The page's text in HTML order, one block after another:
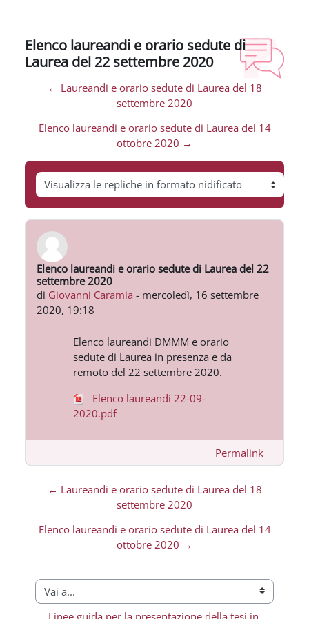
Elenco laureandi e orario sedute di
Laurea del 22 settembre 2020
← Laureandi e orario sedute di Laurea del 18
settembre 2020
Elenco laureandi e orario sedute di Laurea del 14
ottobre 2020 →
Modalità visualizzazione
Elenco laureandi e orario sedute di Laurea del 22
settembre 2020
di Giovanni Caramia - mercoledì, 16 settembre
2020, 19:18
Numero di risposte: 0
Elenco laureandi DMMM e orario
sedute di Laurea in presenza e da
remoto del 22 settembre 2020.
Elenco laureandi 22-09-
2020.pdf
Permalink
← Laureandi e orario sedute di Laurea del 18
settembre 2020
Elenco laureandi e orario sedute di Laurea del 14
ottobre 2020 →
Vai a...